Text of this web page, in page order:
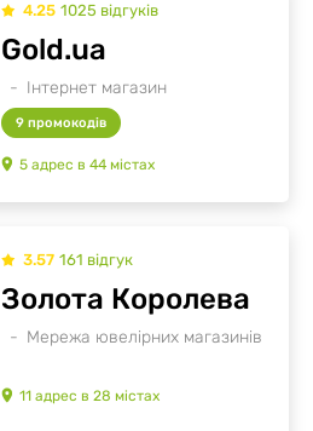
4.25 1025 відгуків
Інтернет магазин
Gold.ua
9 промокодів
5 адрес в 44 містах
3.57 161 відгук
Мережа ювелірних магазинів
Золота Королева
11 адрес в 28 містах